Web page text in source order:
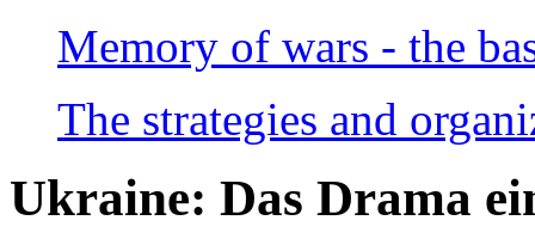
Memory of wars - the
The strategies and
Ukraine: Das Drama